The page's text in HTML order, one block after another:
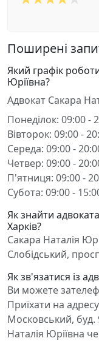
Поширені
Який графік
Юріївна?
Адвокат Сакара
Понеділок: 09:00 -
Вівторок: 09:00 -
Середа: 09:00 -
Четвер: 09:00 -
П'ятниця: 09:00 -
Субота: 09:00 -
Як знайти
Харків?
Сакара Наталія
Слобідський,
Як зв'язатися із
Ви можете
Приїхати на
Московський, буд.
Наталія Юріївна